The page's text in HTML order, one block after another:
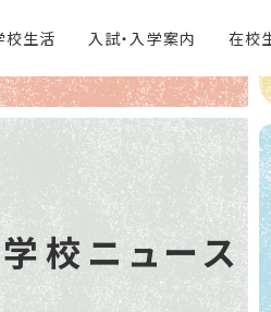
校生活 入試・入学案内 在校
校ニュース